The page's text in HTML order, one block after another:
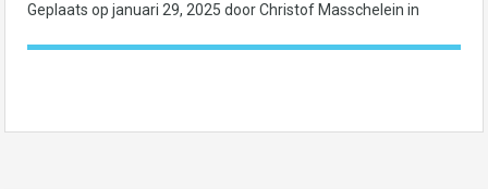
Geplaats op januari 29, 2025 door Christof Masschelein in